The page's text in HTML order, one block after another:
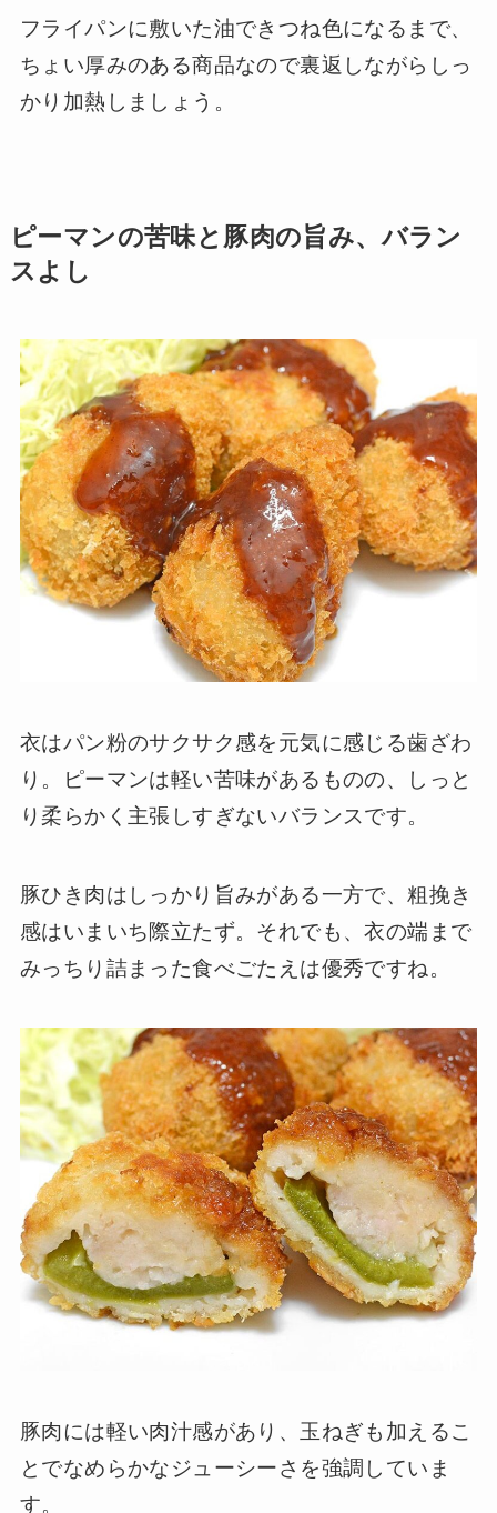
フライパンに敷いた油できつね色になるまで、
ちょい厚みのある商品なので裏返しながらしっ
かり加熱しましょう。
ピーマンの苦味と豚肉の旨み、バラン
スよし
衣はパン粉のサクサク感を元気に感じる歯ざわ
り。ピーマンは軽い苦味があるものの、しっと
り柔らかく主張しすぎないバランスです。
豚ひき肉はしっかり旨みがある一方で、粗挽き
感はいまいち際立たず。それでも、衣の端まで
みっちり詰まった食べごたえは優秀ですね。
豚肉には軽い肉汁感があり、玉ねぎも加えるこ
とでなめらかなジューシーさを強調していま
す。